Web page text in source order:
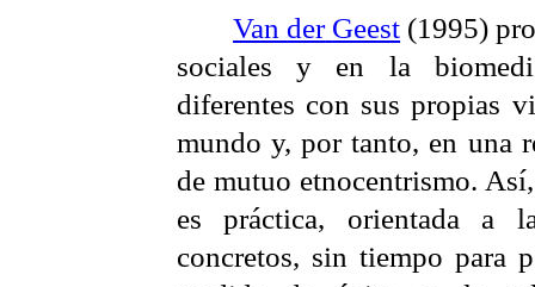
Van der Geest (1995)
sociales y en la
diferentes con sus propias
mundo y, por tanto, en una
de mutuo etnocentrismo.
es práctica, orientada a
concretos, sin tiempo para